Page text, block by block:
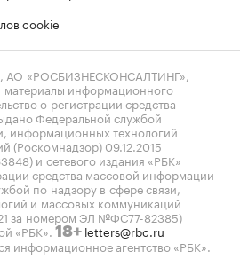
cookie
«РОСБИЗНЕСКОНСАЛТИНГ»,
материалы информационного
о регистрации средства
Федеральной службой
информационных технологий
(Роскомнадзор) 09.12.2015
и сетевого издания «РБК»
средства массовой информации
по надзору в сфере связи,
и массовых коммуникаций
за номером ЭЛ №ФС77-82385)
«РБК». 18+ letters@rbc.ru
информационное агентство «РБК».